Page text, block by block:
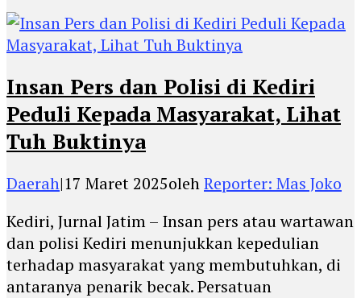
Insan Pers dan Polisi di Kediri
Peduli Kepada Masyarakat, Lihat
Tuh Buktinya
Daerah|17 Maret 2025olehReporter: Mas Joko
Kediri, Jurnal Jatim – Insan pers atau wartawan
dan polisi Kediri menunjukkan kepedulian
terhadap masyarakat yang membutuhkan, di
antaranya penarik becak. Persatuan